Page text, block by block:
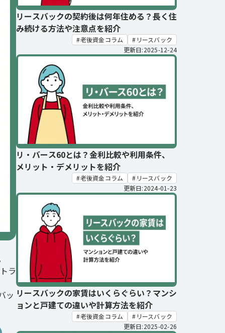
ラ
ッ
リースバックの契約後は何年住める？長く住
み続ける方法や注意点を紹介
老後資金コラム
リースバック
更新日:2025-12-24
リ・バース60とは？金利比較や利用条件、
メリット・デメリットを紹介
老後資金コラム
リースバック
更新日:2024-01-23
リースバックの家賃はいくらぐらい？マンシ
ョンと戸建ての違いや計算方法を紹介
老後資金コラム
リースバック
更新日:2025-02-26